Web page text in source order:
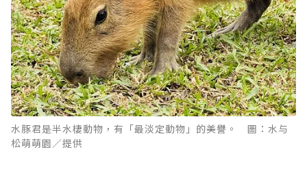
水豚君是半水棲動物，有「最淡定動物」的美譽。 圖：水与
松萌萌園／提供